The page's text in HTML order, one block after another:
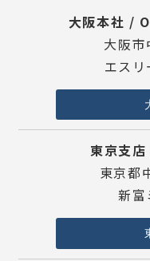
大阪本社 /
大阪
エス
東京支
東京都
新富